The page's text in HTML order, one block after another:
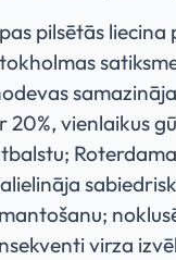
pilsētās liecina
20%, vienlaikus
virza